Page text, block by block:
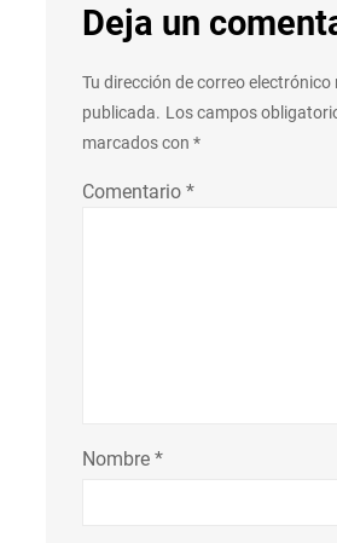
Deja un
Tu dirección de correo electrónico
publicada. Los campos
marcados con *
Comentario *
Nombre *